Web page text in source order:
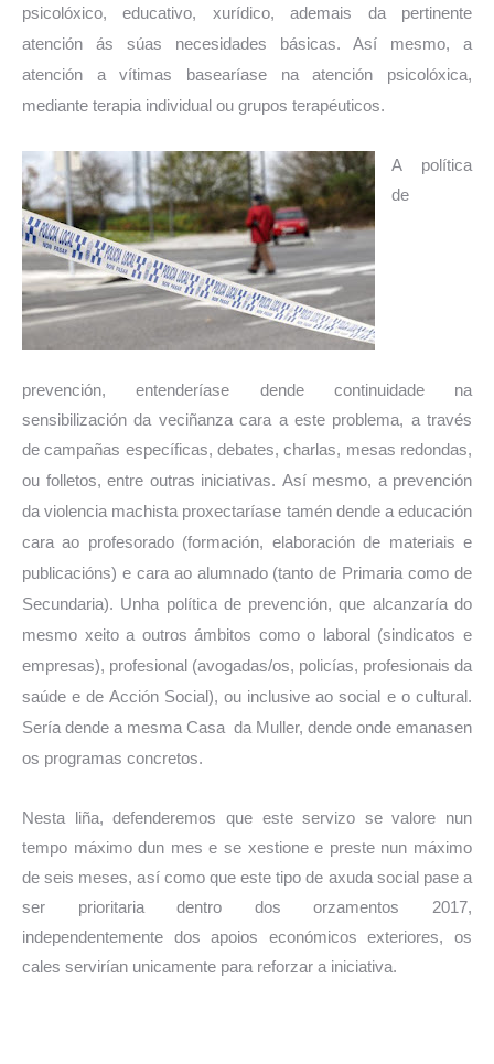
psicolóxico, educativo, xurídico, ademais da pertinente
atención ás súas necesidades básicas. Así mesmo, a
atención a vítimas basearíase na atención psicolóxica,
mediante terapia individual ou grupos terapéuticos.
A política
de
prevención, entenderíase dende continuidade na
sensibilización da veciñanza cara a este problema, a través
de campañas específicas, debates, charlas, mesas redondas,
ou folletos, entre outras iniciativas. Así mesmo, a prevención
da violencia machista proxectaríase tamén dende a educación
cara ao profesorado (formación, elaboración de materiais e
publicacións) e cara ao alumnado (tanto de Primaria como de
Secundaria). Unha política de prevención, que alcanzaría do
mesmo xeito a outros ámbitos como o laboral (sindicatos e
empresas), profesional (avogadas/os, policías, profesionais da
saúde e de Acción Social), ou inclusive ao social e o cultural.
Sería dende a mesma Casa da Muller, dende onde emanasen
os programas concretos.
Nesta liña, defenderemos que este servizo se valore nun
tempo máximo dun mes e se xestione e preste nun máximo
de seis meses, así como que este tipo de axuda social pase a
ser prioritaria dentro dos orzamentos 2017,
independentemente dos apoios económicos exteriores, os
cales servirían unicamente para reforzar a iniciativa.